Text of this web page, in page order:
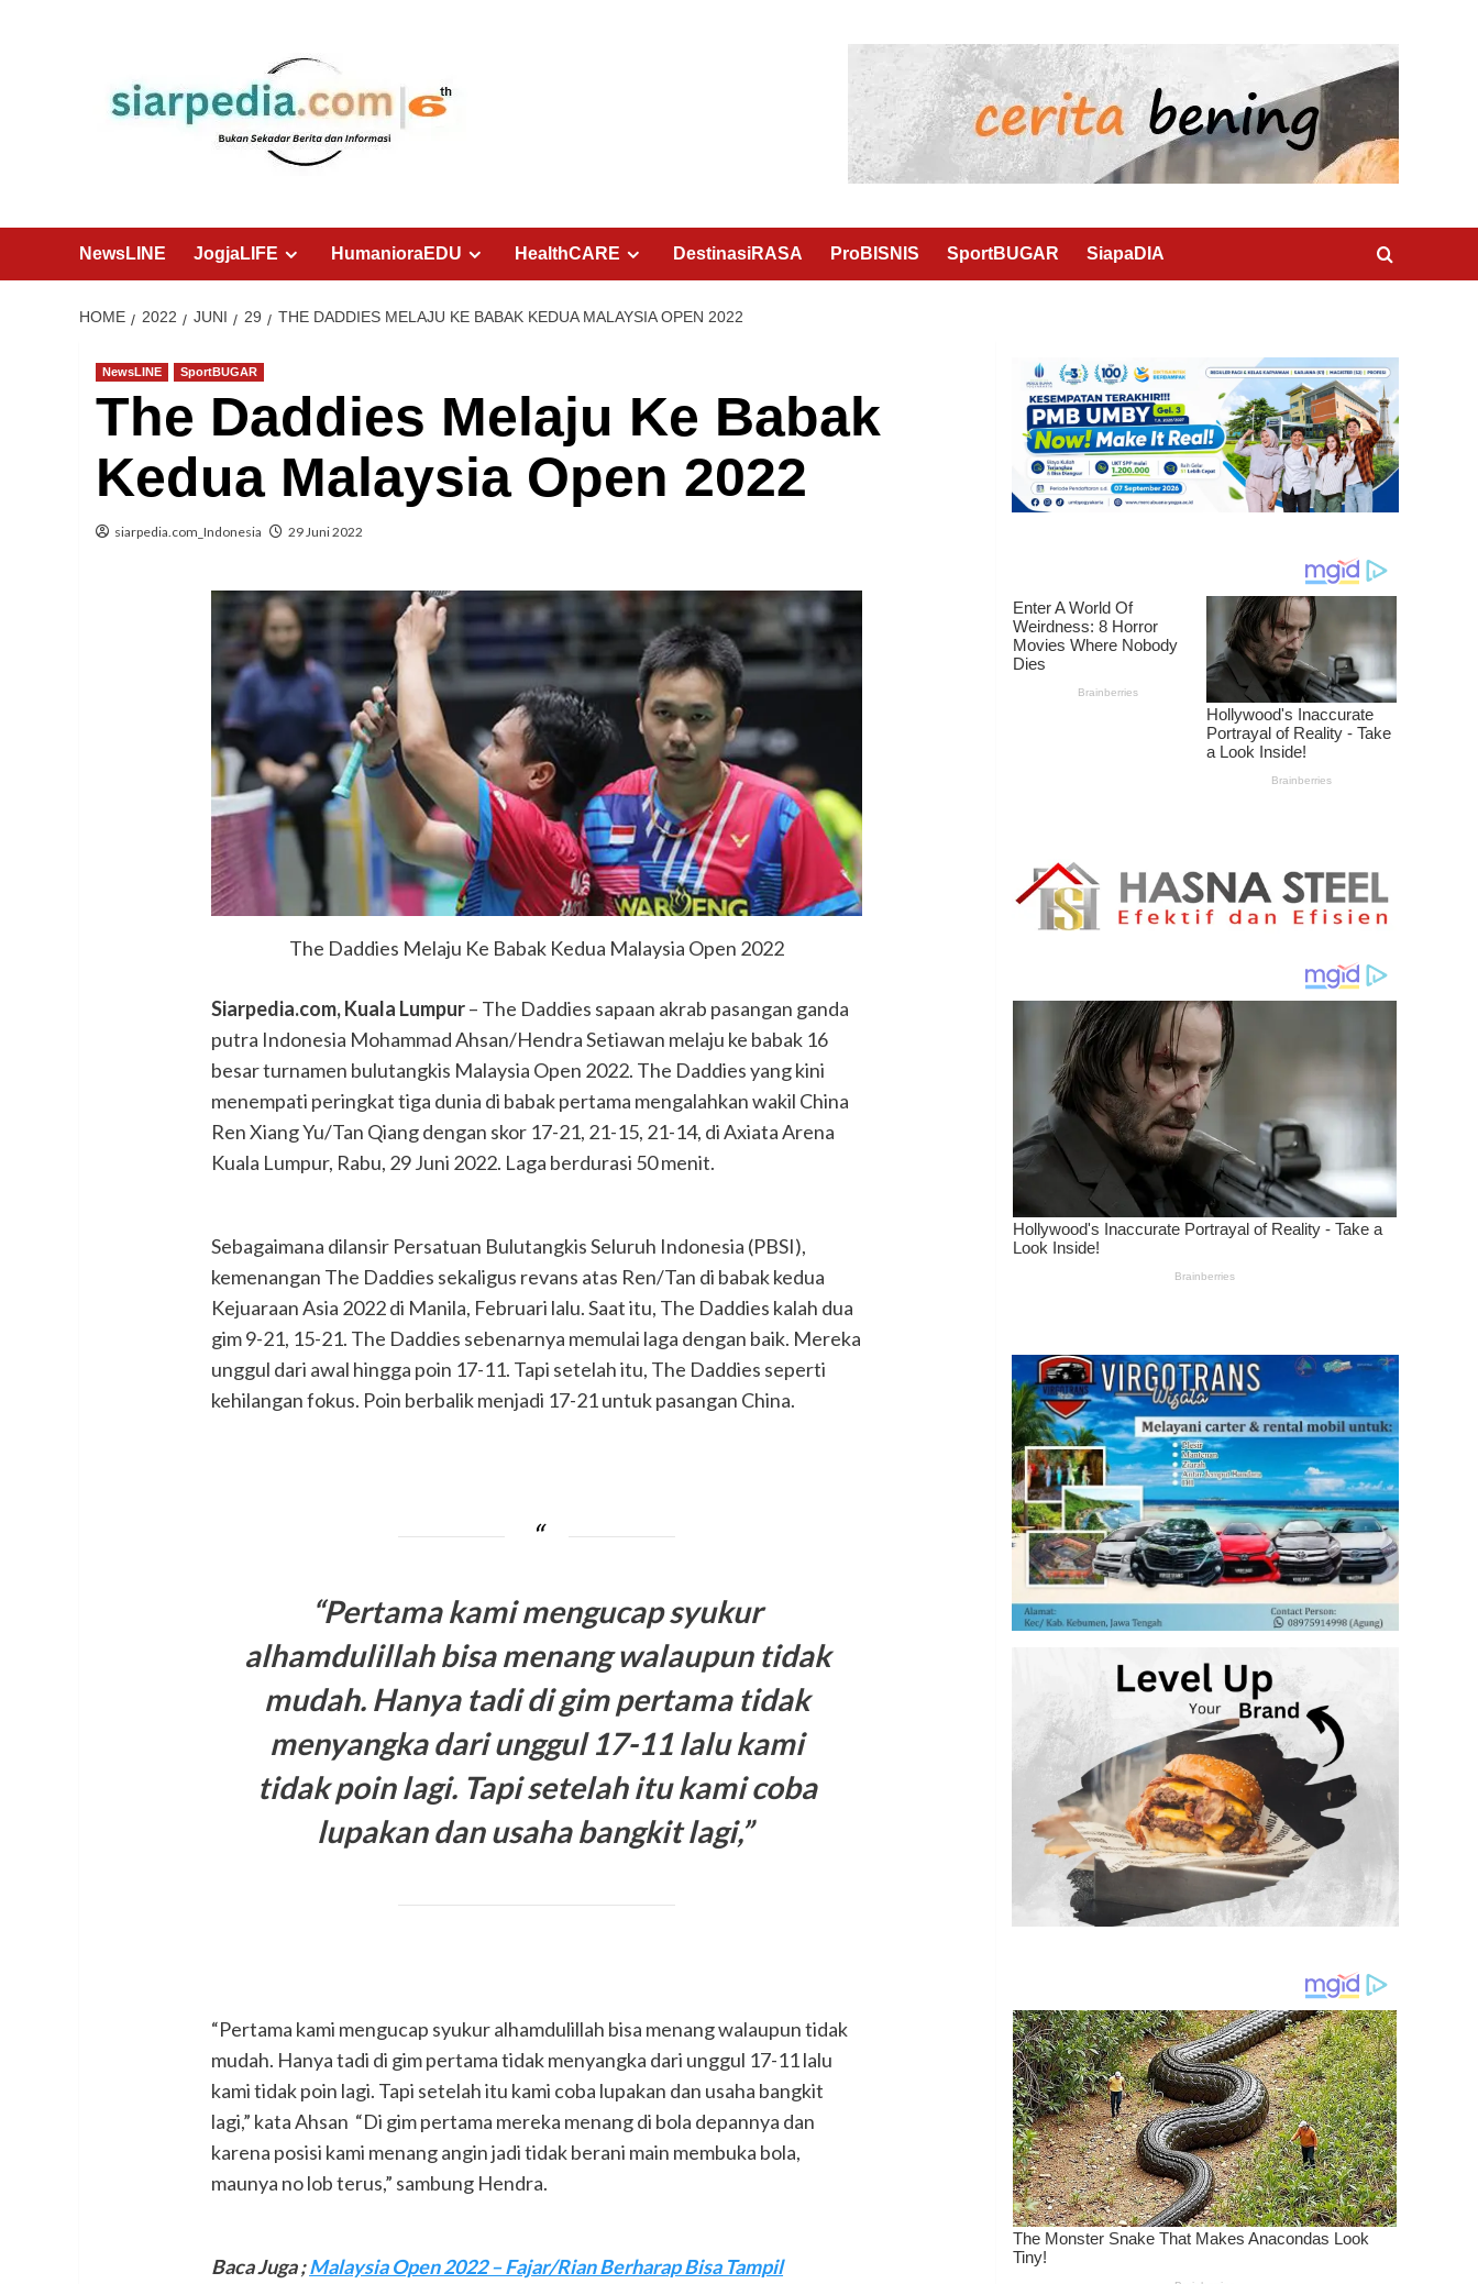
NewsLINE JogjaLIFE HumanioraEDU HealthCARE DestinasiRASA ProBISNIS SportBUGAR SiapaDIA
HOME 2022 JUNI 29 THE DADDIES MELAJU KE BABAK KEDUA MALAYSIA OPEN 2022
NewsLINE SportBUGAR
The Daddies Melaju Ke Babak
Kedua Malaysia Open 2022
siarpedia.com_Indonesia 29 Juni 2022
The Daddies Melaju Ke Babak Kedua Malaysia Open 2022
Siarpedia.com, Kuala Lumpur– The Daddies sapaan akrab pasangan ganda
putra Indonesia Mohammad Ahsan/Hendra Setiawan melaju ke babak 16
besar turnamen bulutangkis Malaysia Open 2022. The Daddies yang kini
menempati peringkat tiga dunia di babak pertama mengalahkan wakil China
Ren Xiang Yu/Tan Qiang dengan skor 17-21, 21-15, 21-14, di Axiata Arena
Kuala Lumpur, Rabu, 29 Juni 2022. Laga berdurasi 50 menit.
Sebagaimana dilansir Persatuan Bulutangkis Seluruh Indonesia (PBSI),
kemenangan The Daddies sekaligus revans atas Ren/Tan di babak kedua
Kejuaraan Asia 2022 di Manila, Februari lalu. Saat itu, The Daddies kalah dua
gim 9-21, 15-21. The Daddies sebenarnya memulai laga dengan baik. Mereka
unggul dari awal hingga poin 17-11. Tapi setelah itu, The Daddies seperti
kehilangan fokus. Poin berbalik menjadi 17-21 untuk pasangan China.
“Pertama kami mengucap syukur
alhamdulillah bisa menang walaupun tidak
mudah. Hanya tadi di gim pertama tidak
menyangka dari unggul 17-11 lalu kami
tidak poin lagi. Tapi setelah itu kami coba
lupakan dan usaha bangkit lagi,”
“Pertama kami mengucap syukur alhamdulillah bisa menang walaupun tidak
mudah. Hanya tadi di gim pertama tidak menyangka dari unggul 17-11 lalu
kami tidak poin lagi. Tapi setelah itu kami coba lupakan dan usaha bangkit
lagi,” kata Ahsan “Di gim pertama mereka menang di bola depannya dan
karena posisi kami menang angin jadi tidak berani main membuka bola,
maunya no lob terus,” sambung Hendra.
Baca Juga;Malaysia Open 2022 – Fajar/Rian Berharap Bisa Tampil